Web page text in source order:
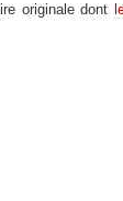
originale dont